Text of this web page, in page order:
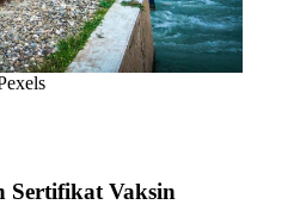
Sertifikat Vaksin